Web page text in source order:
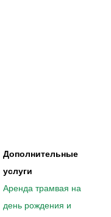
Дополнительные
услуги
Аренда трамвая на
день рождения и